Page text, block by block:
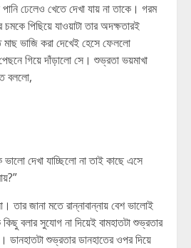
ঢেলেও খেতে দেখা যায় না তাকে। গরম
পিছিয়ে যাওয়াটা তার অদক্ষতারই
ভাজি করা দেখেই হেসে ফেললো
গিয়ে দাঁড়ালো সে। শুভ্রতা ভয়মাখা
বললো,
দেখা যাচ্ছিলো না তাই কাছে এসে
তার জানা মতে রান্নাবান্নায় বেশ ভালোই
বলার সুযোগ না দিয়েই বামহাতটা শুভ্রতার
শুভ্রতার ডানহাতের ওপর দিয়ে